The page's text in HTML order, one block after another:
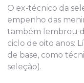
O ex-técnico da
empenho das
também lembrou
ciclo de oito anos:
de base, como
seleção).